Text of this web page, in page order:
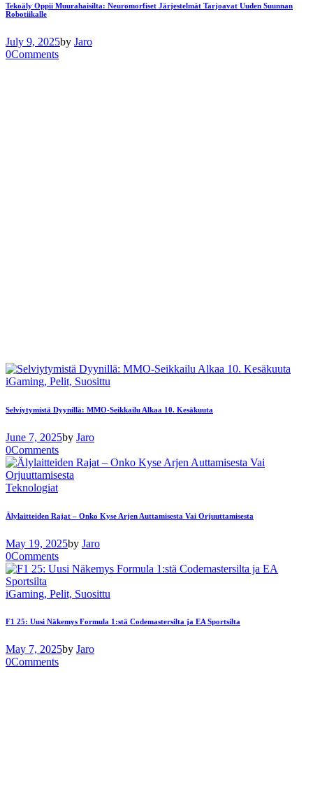
Tekoäly Oppii Muurahaisilta: Neuromorfiset Järjestelmät Tarjoavat Uuden Suunnan
Robotiikalle
July 9, 2025by Jaro
0Comments
iGaming, Pelit, Suosittu
Selviytymistä Dyynillä: MMO-Seikkailu Alkaa 10. Kesäkuuta
June 7, 2025by Jaro
0Comments
Teknologiat
Älylaitteiden Rajat – Onko Kyse Arjen Auttamisesta Vai Orjuuttamisesta
May 19, 2025by Jaro
0Comments
iGaming, Pelit, Suosittu
F1 25: Uusi Näkemys Formula 1:stä Codemastersilta ja EA Sportsilta
May 7, 2025by Jaro
0Comments